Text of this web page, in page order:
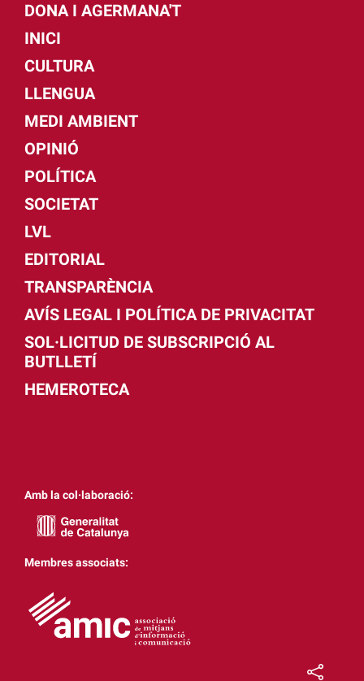
DONA I AGERMANA'T
INICI
CULTURA
LLENGUA
MEDI AMBIENT
OPINIÓ
POLÍTICA
SOCIETAT
LVL
EDITORIAL
TRANSPARÈNCIA
AVÍS LEGAL I POLÍTICA DE PRIVACITAT
SOL·LICITUD DE SUBSCRIPCIÓ AL
BUTLLETÍ
HEMEROTECA
Amb la col·laboració:
Membres associats: